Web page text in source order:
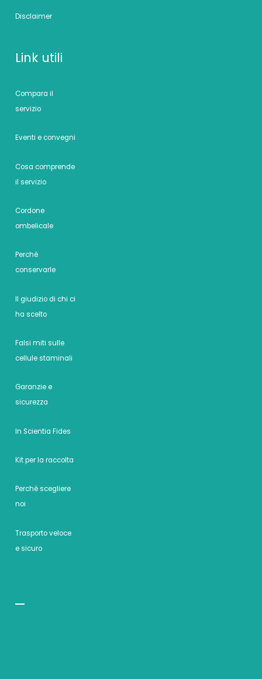
Disclaimer
Link utili
Compara il
servizio
Eventi e convegni
Cosa comprende
il servizio
Cordone
ombelicale
Perchè
conservarle
Il giudizio di chi ci
ha scelto
Falsi miti sulle
cellule staminali
Garanzie e
sicurezza
In Scientia Fides
Kit per la raccolta
Perché scegliere
noi
Trasporto veloce
e sicuro